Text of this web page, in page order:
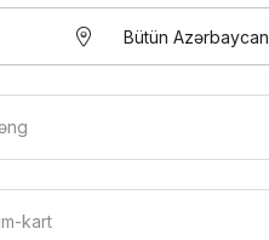
Bütün Azərbaycan
kart